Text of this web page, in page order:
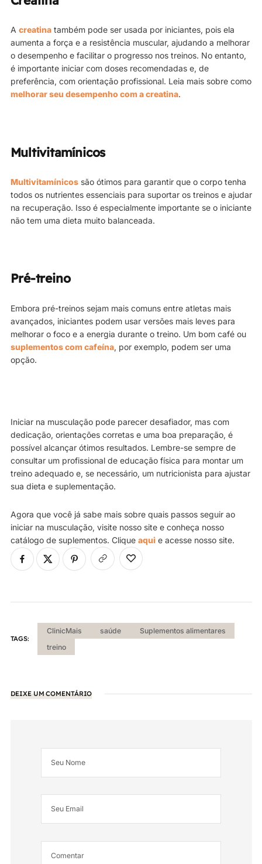
A creatinatambém pode ser usada por iniciantes, pois ela
aumenta a força e a resistência muscular, ajudando a melhorar
o desempenho e facilitar o progresso nos treinos. No entanto,
é importante iniciar com doses recomendadas e, de
preferência, com orientação profissional. Leia mais sobre como
melhorar seu desempenho com a creatina.
Multivitamínicos
Multivitamínicossão ótimos para garantir que o corpo tenha
todos os nutrientes essenciais para suportar os treinos e ajudar
na recuperação. Isso é especialmente importante se o iniciante
não tem uma dieta muito balanceada.
Pré-treino
Embora pré-treinos sejam mais comuns entre atletas mais
avançados, iniciantes podem usar versões mais leves para
melhorar o foco e a energia durante o treino. Um bom café ou
suplementos com cafeína, por exemplo, podem ser uma
opção.
Iniciar na musculação pode parecer desafiador, mas com
dedicação, orientações corretas e uma boa preparação, é
possível alcançar ótimos resultados. Lembre-se sempre de
consultar um profissional de educação física para montar um
treino adequado e, se necessário, um nutricionista para ajustar
sua dieta e suplementação.
Agora que você já sabe mais sobre quais passos seguir ao
iniciar na musculação, visite nosso site e conheça nosso
catálogo de suplementos. Clique aquie acesse nosso site.
TAGS:
ClinicMais saúde
Suplementos alimentares
treino
DEIXE UM COMENTÁRIO